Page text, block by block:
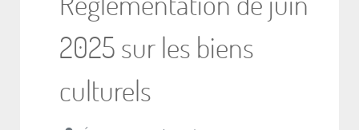
2025 sur les biens
culturels